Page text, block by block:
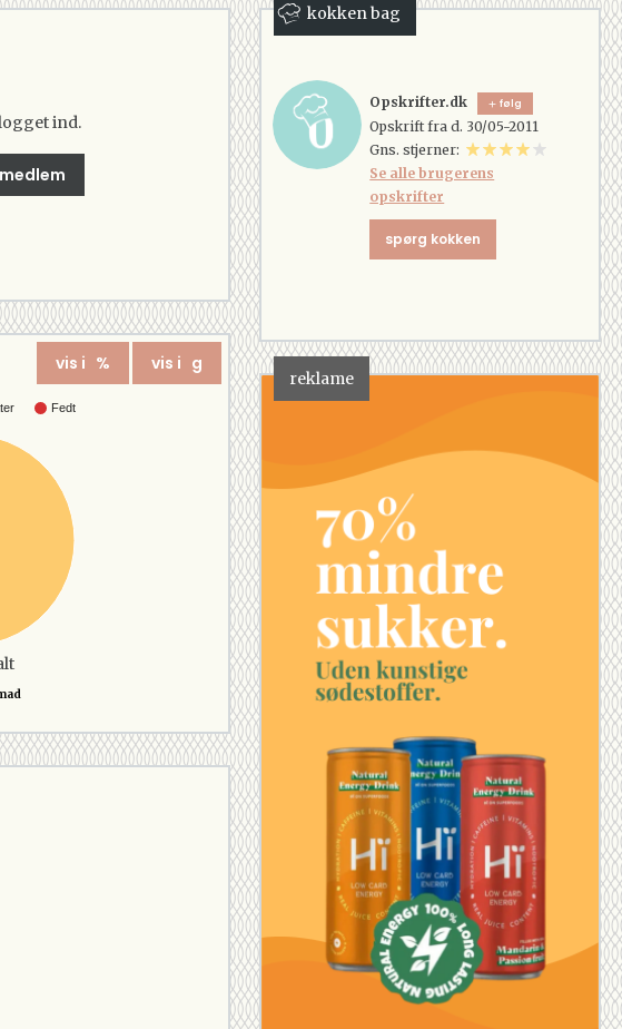
ind.
vis i % vis i g
Fedt
kokken bag
Opskrifter.dk følg
Opskrift fra d. 30/05-2011
Gns. stjerner:
Se alle brugerens
opskrifter
spørg kokken
reklame